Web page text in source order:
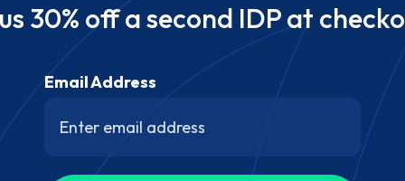
30% off a second IDP at
Email Address